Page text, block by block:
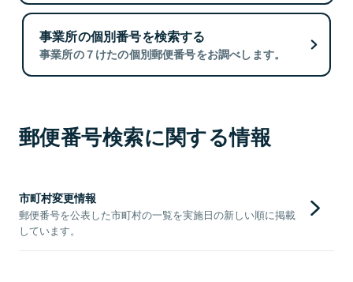
事業所の個別番号を検索する
事業所の７けたの個別郵便番号をお調べします。
郵便番号検索に関する情報
市町村変更情報
郵便番号を公表した市町村の一覧を実施日の新しい順に掲載
しています。